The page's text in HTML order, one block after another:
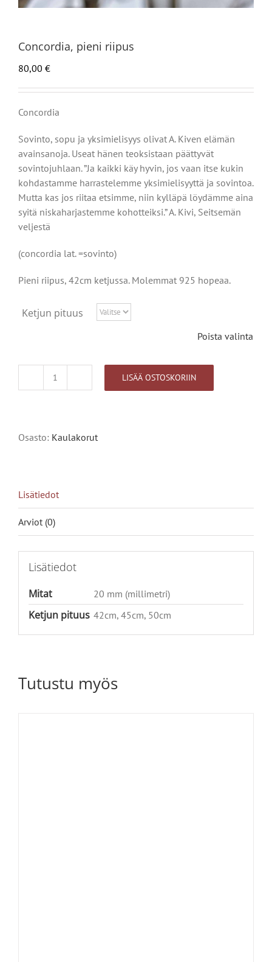
Concordia, pieni riipus
80,00 €
Concordia
Sovinto, sopu ja yksimielisyys olivat A. Kiven elämän
avainsanoja. Useat hänen teoksistaan päättyvät
sovintojuhlaan. ”Ja kaikki käy hyvin, jos vaan itse kukin
kohdastamme harrastelemme yksimielisyyttä ja sovintoa.
Mutta kas jos riitaa etsimme, niin kylläpä löydämme aina
syitä niskaharjastemme kohotteiksi.” A. Kivi, Seitsemän
veljestä
(concordia lat. =sovinto)
Pieni riipus, 42cm ketjussa. Molemmat 925 hopeaa.
Ketjun pituus
Poista valinta
Concordia,
LISÄÄ OSTOSKORIIN
Osasto: Kaulakorut
Lisätiedot
Arviot (0)
Lisätiedot
Mitat 20 mm (millimetri)
Ketjun pituus 42cm, 45cm, 50cm
Tutustu myös